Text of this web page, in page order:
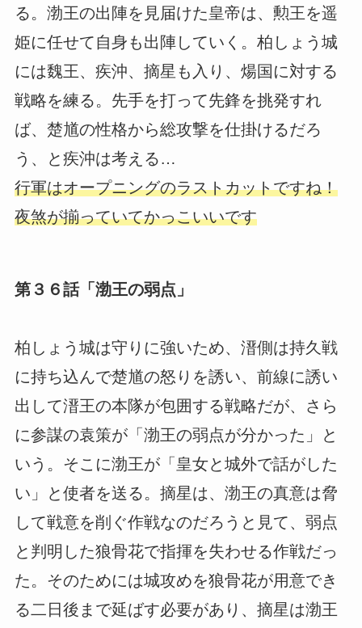
る。渤王の出陣を見届けた皇帝は、勲王を遥
姫に任せて自身も出陣していく。柏しょう城
には魏王、疾沖、摘星も入り、煬国に対する
戦略を練る。先手を打って先鋒を挑発すれ
ば、楚馗の性格から総攻撃を仕掛けるだろ
う、と疾沖は考える…
行軍はオープニングのラストカットですね！
夜煞が揃っていてかっこいいです
第３６話「渤王の弱点」
柏しょう城は守りに強いため、溍側は持久戦
に持ち込んで楚馗の怒りを誘い、前線に誘い
出して溍王の本隊が包囲する戦略だが、さら
に参謀の袁策が「渤王の弱点が分かった」と
いう。そこに渤王が「皇女と城外で話がした
い」と使者を送る。摘星は、渤王の真意は脅
して戦意を削ぐ作戦なのだろうと見て、弱点
と判明した狼骨花で指揮を失わせる作戦だっ
た。そのためには城攻めを狼骨花が用意でき
る二日後まで延ばす必要があり、摘星は渤王